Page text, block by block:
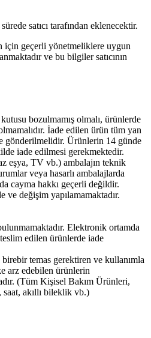
satıcı tarafından eklenecektir.
geçerli yönetmeliklere uygun
ve bu bilgiler satıcının
bozulmamış olmalı, ürünlerde
İade edilen ürün tüm yan
gönderilmelidir. Ürünlerin 14 günde
iade edilmesi gerekmektedir.
eşya, TV vb.) ambalajın teknik
veya hasarlı ambalajlarda
cayma hakkı geçerli değildir.
ve değişim yapılamamaktadır.
Elektronik ortamda
edilen ürünlerde iade
birebir temas gerektiren ve kullanımla
arz edebilen ürünlerin
(Tüm Kişisel Bakım Ürünleri,
akıllı bileklik vb.)